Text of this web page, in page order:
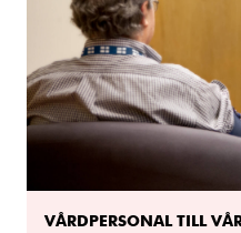
VÅRDPERSONAL TILL